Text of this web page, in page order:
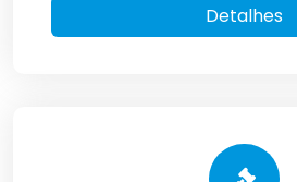
Detalhes